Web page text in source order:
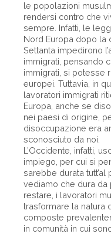
le popolazioni
rendersi contro che
sempre. Infatti, le
Nord Europa dopo la
Settanta impedirono
immigrati, pensando
immigrati, si potesse
europei. Tuttavia, in
lavoratori immigrati
Europa, anche se
nei paesi di origine,
disoccupazione era
sconosciuto da noi.
L’Occidente, infatti,
impiego, per cui si
sarebbe durata
vediamo che dura da
restare, i lavoratori
trasformare la natura
composte
in comunità in cui